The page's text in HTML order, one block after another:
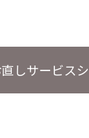
しサービス